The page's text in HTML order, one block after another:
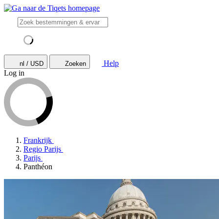
nl / USD Zoeken
Help
Log in
Frankrijk
Regio Parijs
Parijs
Panthéon